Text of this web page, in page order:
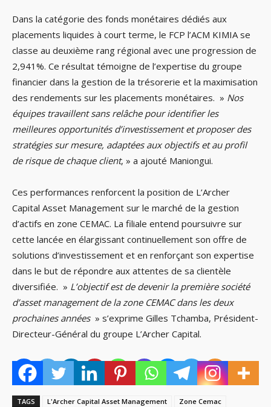
Dans la catégorie des fonds monétaires dédiés aux
placements liquides à court terme, le FCP l’ACM KIMIA se
classe au deuxième rang régional avec une progression de
2,941%. Ce résultat témoigne de l’expertise du groupe
financier dans la gestion de la trésorerie et la maximisation
des rendements sur les placements monétaires. » Nos
équipes travaillent sans relâche pour identifier les
meilleures opportunités d’investissement et proposer des
stratégies sur mesure, adaptées aux objectifs et au profil
de risque de chaque client, » a ajouté Maniongui.
Ces performances renforcent la position de L’Archer
Capital Asset Management sur le marché de la gestion
d’actifs en zone CEMAC. La filiale entend poursuivre sur
cette lancée en élargissant continuellement son offre de
solutions d’investissement et en renforçant son expertise
dans le but de répondre aux attentes de sa clientèle
diversifiée. » L’objectif est de devenir la première société
d’asset management de la zone CEMAC dans les deux
prochaines années » s’exprime Gilles Tchamba, Président-
Directeur-Général du groupe L’Archer Capital.
TAGS L'Archer Capital Asset Management Zone Cemac